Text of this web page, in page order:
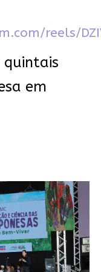
reels/
quintais
em